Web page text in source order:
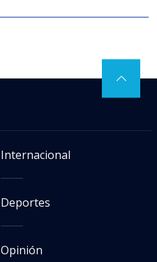
Internacional
Deportes
Opinión